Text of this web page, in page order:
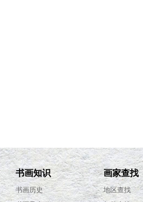
书画知识
书画历史
画家查找
地区查找